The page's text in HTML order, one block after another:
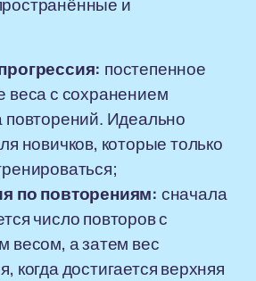
постепенное
веса с сохранением
повторений. Идеально
новичков, которые только
по повторениям: сначала
число повторов с
весом, а затем вес
когда достигается верхняя